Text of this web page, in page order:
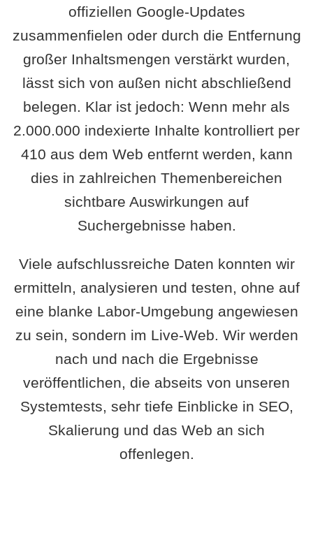
offiziellen Google-Updates
zusammenfielen oder durch die Entfernung
großer Inhaltsmengen verstärkt wurden,
lässt sich von außen nicht abschließend
belegen. Klar ist jedoch: Wenn mehr als
2.000.000 indexierte Inhalte kontrolliert per
410 aus dem Web entfernt werden, kann
dies in zahlreichen Themenbereichen
sichtbare Auswirkungen auf
Suchergebnisse haben.
Viele aufschlussreiche Daten konnten wir
ermitteln, analysieren und testen, ohne auf
eine blanke Labor-Umgebung angewiesen
zu sein, sondern im Live-Web. Wir werden
nach und nach die Ergebnisse
veröffentlichen, die abseits von unseren
Systemtests, sehr tiefe Einblicke in SEO,
Skalierung und das Web an sich
offenlegen.